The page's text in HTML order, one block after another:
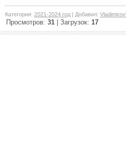
Категория: 2021-2024 год | Добавил:
Просмотров: 31 Загрузок: 17